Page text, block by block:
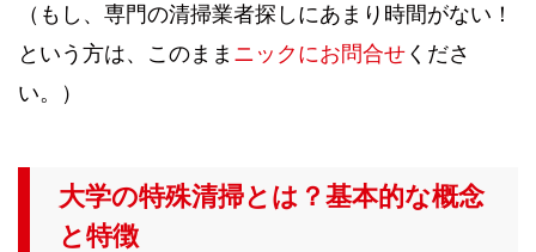
（もし、専門の清掃業者探しにあまり時間がない！
という方は、このまま ニックにお問合せ くださ
い。）
大学の特殊清掃とは？基本的な概念
と特徴